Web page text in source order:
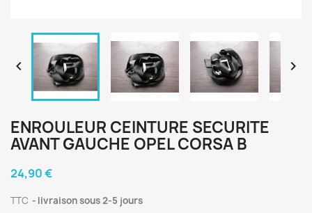
 
ENROULEUR CEINTURE SECURITE
AVANT GAUCHE OPEL CORSA B
24,90 €
TTC livraison sous 2-5 jours